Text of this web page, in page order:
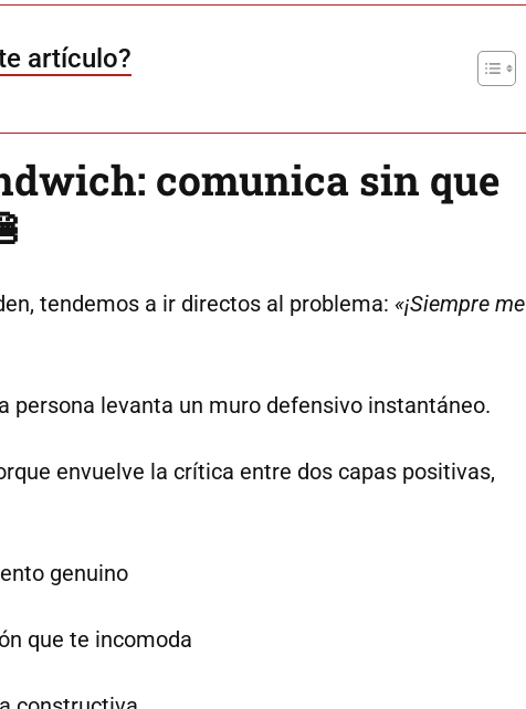
artículo?
comunica sin que
tendemos a ir directos al problema: «¡Siempre me
persona levanta un muro defensivo instantáneo.
envuelve la crítica entre dos capas positivas,
genuino
que te incomoda